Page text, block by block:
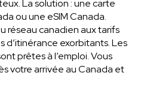
La solution : une carte
ou une eSIM Canada.
réseau canadien aux tarifs
d’itinérance exorbitants. Les
prêtes à l’emploi. Vous
votre arrivée au Canada et